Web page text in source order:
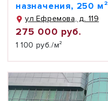
назначения, 250 м²
ул Ефремова, д. 119
275 000 руб.
1 100 руб./м²